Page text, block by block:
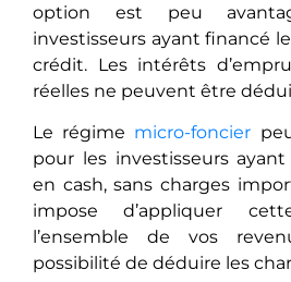
option est peu
investisseurs ayant financé
crédit. Les intérêts
réelles ne peuvent être
Le régime micro-foncier
pour les investisseurs
en cash, sans charges
impose d’appliquer
l’ensemble de vos
possibilité de déduire les